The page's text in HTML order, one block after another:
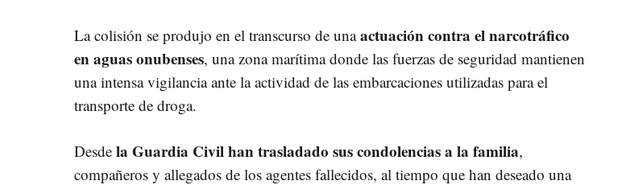
La colisión se produjo en el transcurso de unaactuación contra el narcotráfico
en aguas onubenses, una zona marítima donde las fuerzas de seguridad mantienen
una intensa vigilancia ante la actividad de las embarcaciones utilizadas para el
transporte de droga.
Desde la Guardia Civil han trasladado sus condolencias a la familia,
compañeros y allegados de los agentes fallecidos, al tiempo que han deseado una